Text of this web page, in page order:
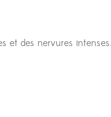
et des nervures intenses.